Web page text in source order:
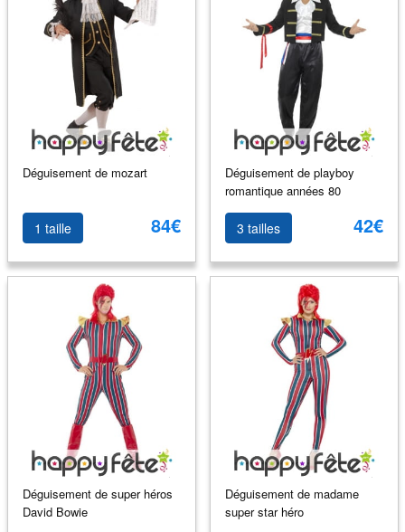
Déguisement de mozart
1 taille 84€
Déguisement de playboy
romantique années 80
3 tailles 42€
Déguisement de super héros
David Bowie
Déguisement de madame
super star héro